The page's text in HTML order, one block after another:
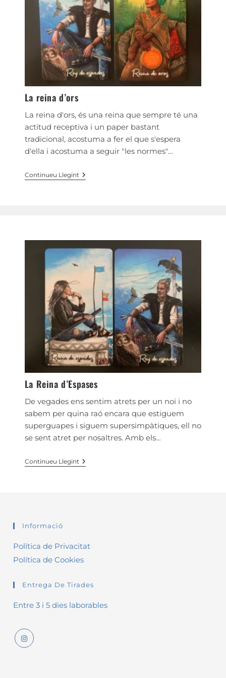
La reina d’ors
La reina d'ors, és una reina que sempre té una
actitud receptiva i un paper bastant
tradicional, acostuma a fer el que s'espera
d'ella i acostuma a seguir "les normes"…
Continueu LlegintLa
Reina
La Reina d’Espases
De vegades ens sentim atrets per un noi i no
sabem per quina raó encara que estiguem
superguapes i siguem supersimpàtiques, ell no
se sent atret per nosaltres. Amb els…
Continueu LlegintLa
Reina
Informació
Política de Privacitat
Política de Cookies
Entrega De Tirades
Entre 3 i 5 dies laborables